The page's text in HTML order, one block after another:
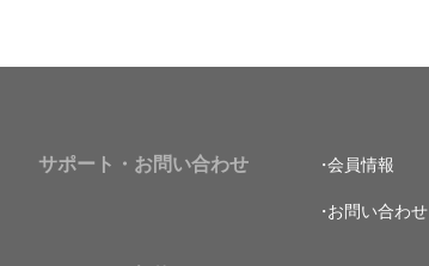
サポート・お問い合わせ 会員情報
お問い合わせ